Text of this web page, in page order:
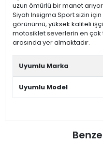
uzun ömürlü bir manet
Siyah Insigma Sport sizin
görünümü, yüksek kaliteli
motosiklet severlerin en
arasında yer almaktadır.
Uyumlu Marka
Uyumlu Model